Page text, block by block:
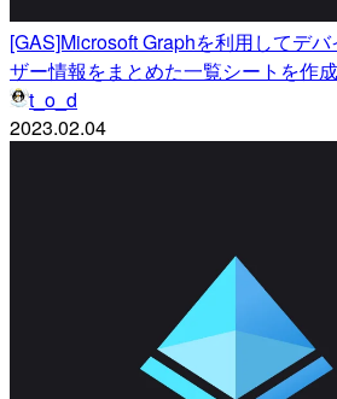
[GAS]Microsoft Graphを利用してデ
ザー情報をまとめた一覧シートを作成
t_o_d
2023.02.04